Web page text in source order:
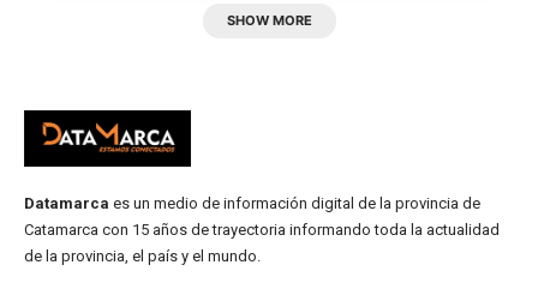
SHOW MORE
Datamarca es un medio de información digital de la provincia de
Catamarca con 15 años de trayectoria informando toda la actualidad
de la provincia, el país y el mundo.